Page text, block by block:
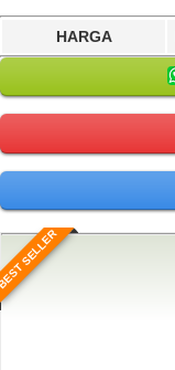
HARGA
SELLER